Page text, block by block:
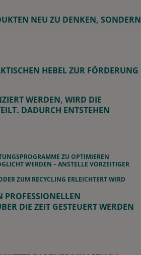
NEU ZU DENKEN, SONDERN
HEBEL ZUR FÖRDERUNG
WERDEN, WIRD DIE
DADURCH ENTSTEHEN
ZU OPTIMIEREN
WERDEN – ANSTELLE VORZEITIGER
ZUM RECYCLING ERLEICHTERT WIRD
PROFESSIONELLEN
DIE ZEIT GESTEUERT WERDEN